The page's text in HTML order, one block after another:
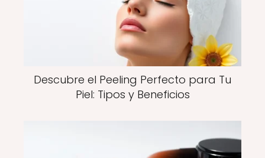
Descubre el Peeling Perfecto para Tu
Piel: Tipos y Beneficios